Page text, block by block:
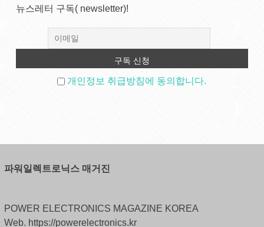
뉴스레터 구독( newsletter)!
개인정보 취급방침에 동의합니다.
파워일렉트로닉스 매거진
POWER ELECTRONICS MAGAZINE KOREA
Web. https://powerelectronics.kr